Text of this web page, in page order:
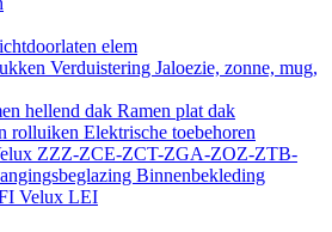
elem
Verduistering Jaloezie, zonne, mug,
hellend dak Ramen plat dak
rolluiken Elektrische toebehoren
ZZZ-ZCE-ZCT-ZGA-ZOZ-ZTB-
Binnenbekleding
Velux LEI